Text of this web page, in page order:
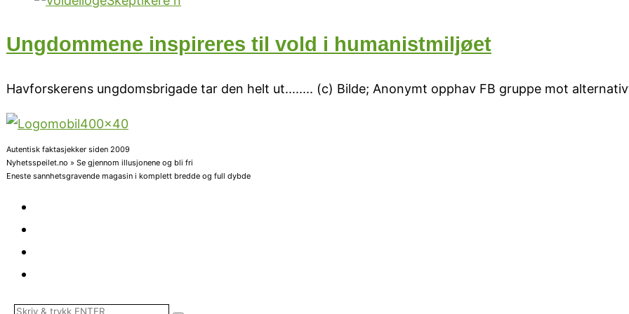
Ungdommene inspireres til vold i humanistmiljøet
Havforskerens ungdomsbrigade tar den helt ut........ (c) Bilde; Anonymt opphav FB gruppe mot
Autentisk faktasjekker siden 2009
Nyhetsspeilet.no » Se gjennom illusjonene og bli fri
Eneste sannhetsgravende magasin i komplett bredde og full dybde